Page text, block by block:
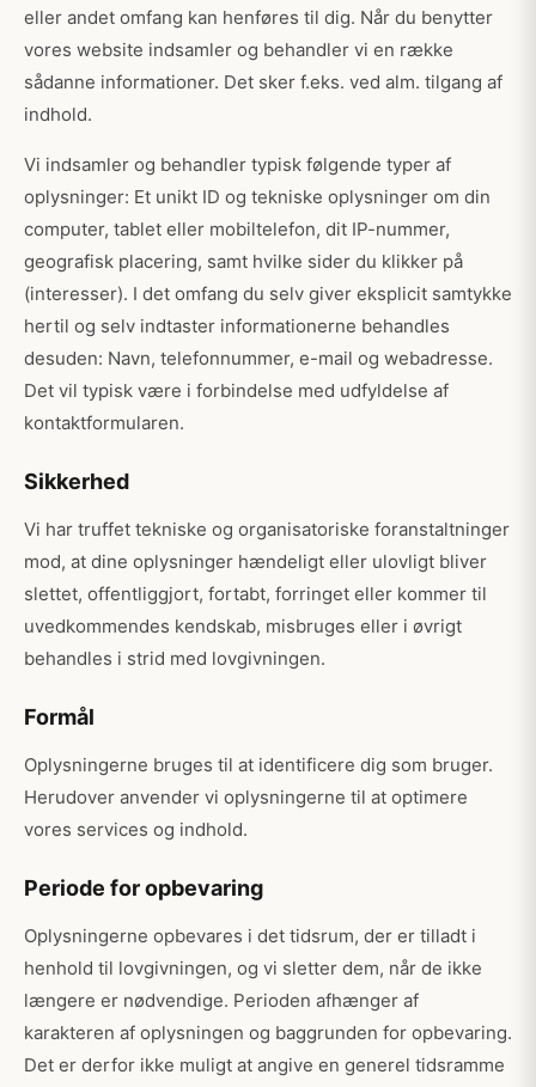
eller andet omfang kan henføres til dig. Når du benytter
vores website indsamler og behandler vi en række
sådanne informationer. Det sker f.eks. ved alm. tilgang af
indhold.
Vi indsamler og behandler typisk følgende typer af
oplysninger: Et unikt ID og tekniske oplysninger om din
computer, tablet eller mobiltelefon, dit IP-nummer,
geografisk placering, samt hvilke sider du klikker på
(interesser). I det omfang du selv giver eksplicit samtykke
hertil og selv indtaster informationerne behandles
desuden: Navn, telefonnummer, e-mail og webadresse.
Det vil typisk være i forbindelse med udfyldelse af
kontaktformularen.
Sikkerhed
Vi har truffet tekniske og organisatoriske foranstaltninger
mod, at dine oplysninger hændeligt eller ulovligt bliver
slettet, offentliggjort, fortabt, forringet eller kommer til
uvedkommendes kendskab, misbruges eller i øvrigt
behandles i strid med lovgivningen.
Formål
Oplysningerne bruges til at identificere dig som bruger.
Herudover anvender vi oplysningerne til at optimere
vores services og indhold.
Periode for opbevaring
Oplysningerne opbevares i det tidsrum, der er tilladt i
henhold til lovgivningen, og vi sletter dem, når de ikke
længere er nødvendige. Perioden afhænger af
karakteren af oplysningen og baggrunden for opbevaring.
Det er derfor ikke muligt at angive en generel tidsramme